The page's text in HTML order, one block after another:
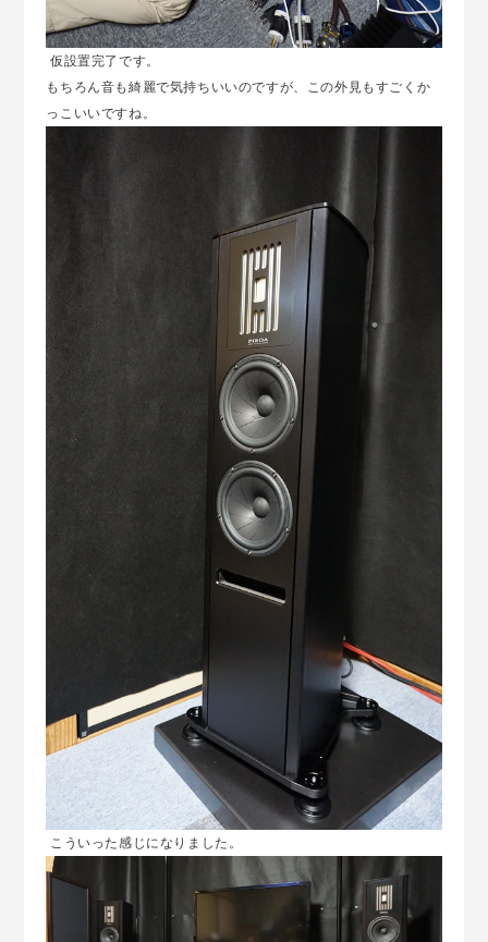
仮設置完了です。
もちろん音も綺麗で気持ちいいのですが、この外見もすごくか
っこいいですね。
こういった感じになりました。